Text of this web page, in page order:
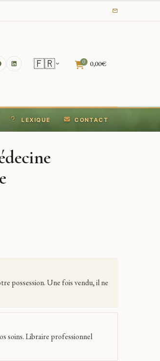
🇫🇷 0 0,00€
LEXIQUE CONTACT
possession. Une fois vendu, il ne
soins. Libraire professionnel